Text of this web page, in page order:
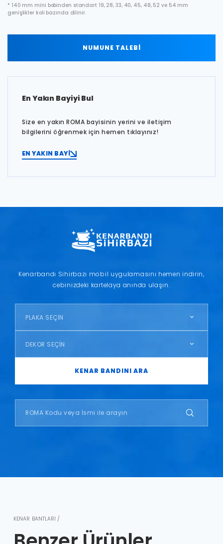
* 140 mm mini bobinden standart 19, 28, 33, 40, 45, 48, 52 ve 54 mm
genişlikler koli bazında dilinir.
NUMUNE TALEBİ
En Yakın Bayiyi Bul
Size en yakın ROMA bayisinin yerini ve iletişim
bilgilerini öğrenmek için hemen tıklayınız!
EN YAKIN BAYİ
Kenarbandı Sihirbazı mobil uygulamasını hemen indirin,
cebinizdeki kartelaya anında ulaşın.
PLAKA SEÇİN
DEKOR SEÇİN
KENAR BANDINI ARA
KENAR BANTLARI /